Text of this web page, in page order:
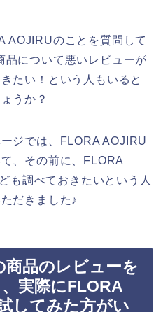
AOJIRUのことを質問して
について悪いレビューが
たい！という人もいると
うか？
ジでは、FLORA AOJIRU
、その前に、FLORA
も調べておきたいという人
だきました♪
品のレビューを
実際にFLORA
してみた方がい